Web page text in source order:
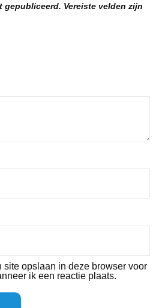
gepubliceerd. Vereiste velden zijn
site opslaan in deze browser voor
ik een reactie plaats.